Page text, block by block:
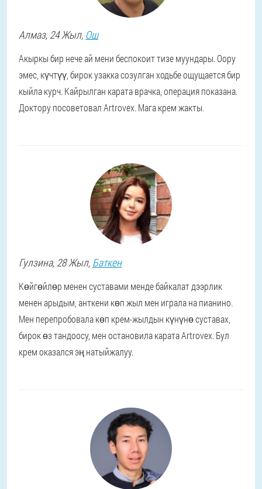
Алмаз, 24 Жыл, Ош
Акыркы бир нече ай мени беспокоит тизе муундары. Оору
эмес, күчтүү, бирок узакка созулган ходьбе ощущается бир
кыйла курч. Кайрылган карата врачка, операция показана.
Доктору посоветовал Artrovex. Мага крем жакты.
Гулзина, 28 Жыл, Баткен
Көйгөйлөр менен суставами менде байкалат дээрлик
менен арыдым, анткени көп жыл мен играла на пианино.
Мен перепробовала көп крем-жылдын күнүнө суставах,
бирок өз тандоосу, мен остановила карата Artrovex. Бул
крем оказался эң натыйжалуу.